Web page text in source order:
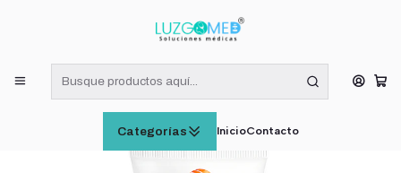
Categorías InicioContacto
¡RECIBE HOY! COMPRAS DE LUNES A VIERNES HASTA LAS 16:00
Inicio DERMOCÓSMETICA Protector Solar Sunwork 60 G